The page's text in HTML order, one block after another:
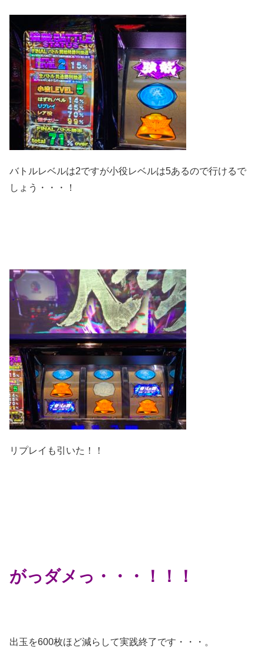
バトルレベルは2ですが小役レベルは5あるので行けるで
しょう・・・！
リプレイも引いた！！
がっダメっ・・・！！！
出玉を600枚ほど減らして実践終了です・・・。